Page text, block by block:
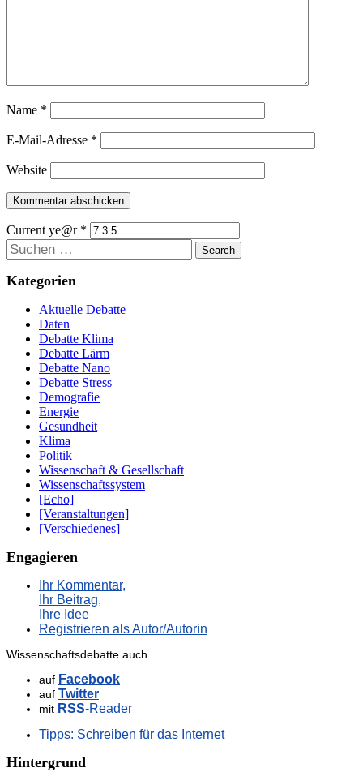
Name *
E-Mail-Adresse *
Website
Current ye@r *
Suchen
Kategorien
Aktuelle Debatte
Daten
Debatte Klima
Debatte Lärm
Debatte Nano
Debatte Stress
Demografie
Energie
Gesundheit
Klima
Politik
Wissenschaft & Gesellschaft
Wissenschaftssystem
[Echo]
[Veranstaltungen]
[Verschiedenes]
Engagieren
Ihr Kommentar,
Ihr Beitrag,
Ihre Idee
Registrieren als Autor/Autorin
Wissenschaftsdebatte auch
auf Facebook
auf Twitter
mit RSS-Reader
Tipps: Schreiben für das Internet
Hintergrund